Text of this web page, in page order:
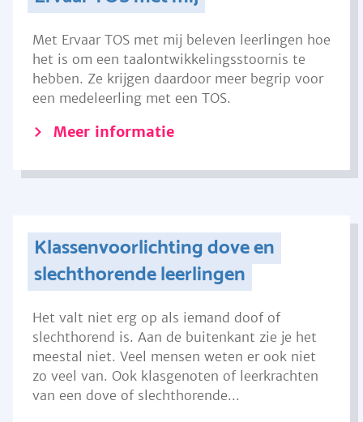
Met Ervaar TOS met mij beleven leerlingen hoe
het is om een taalontwikkelingsstoornis te
hebben. Ze krijgen daardoor meer begrip voor
een medeleerling met een TOS.
Meer informatie
Klassenvoorlichting dove en
slechthorende leerlingen
Het valt niet erg op als iemand doof of
slechthorend is. Aan de buitenkant zie je het
meestal niet. Veel mensen weten er ook niet
zo veel van. Ook klasgenoten of leerkrachten
van een dove of slechthorende...